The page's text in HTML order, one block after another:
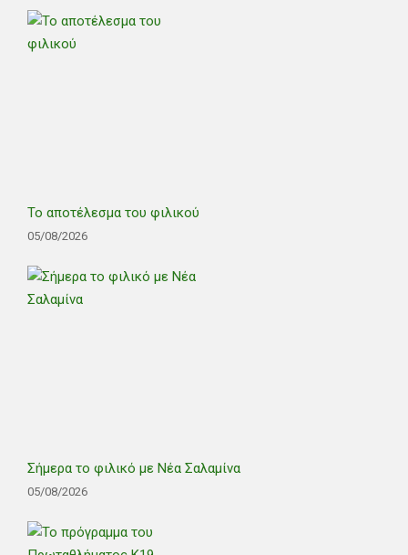
Το αποτέλεσμα του φιλικού
05/08/2026
Σήμερα το φιλικό με Νέα Σαλαμίνα
05/08/2026